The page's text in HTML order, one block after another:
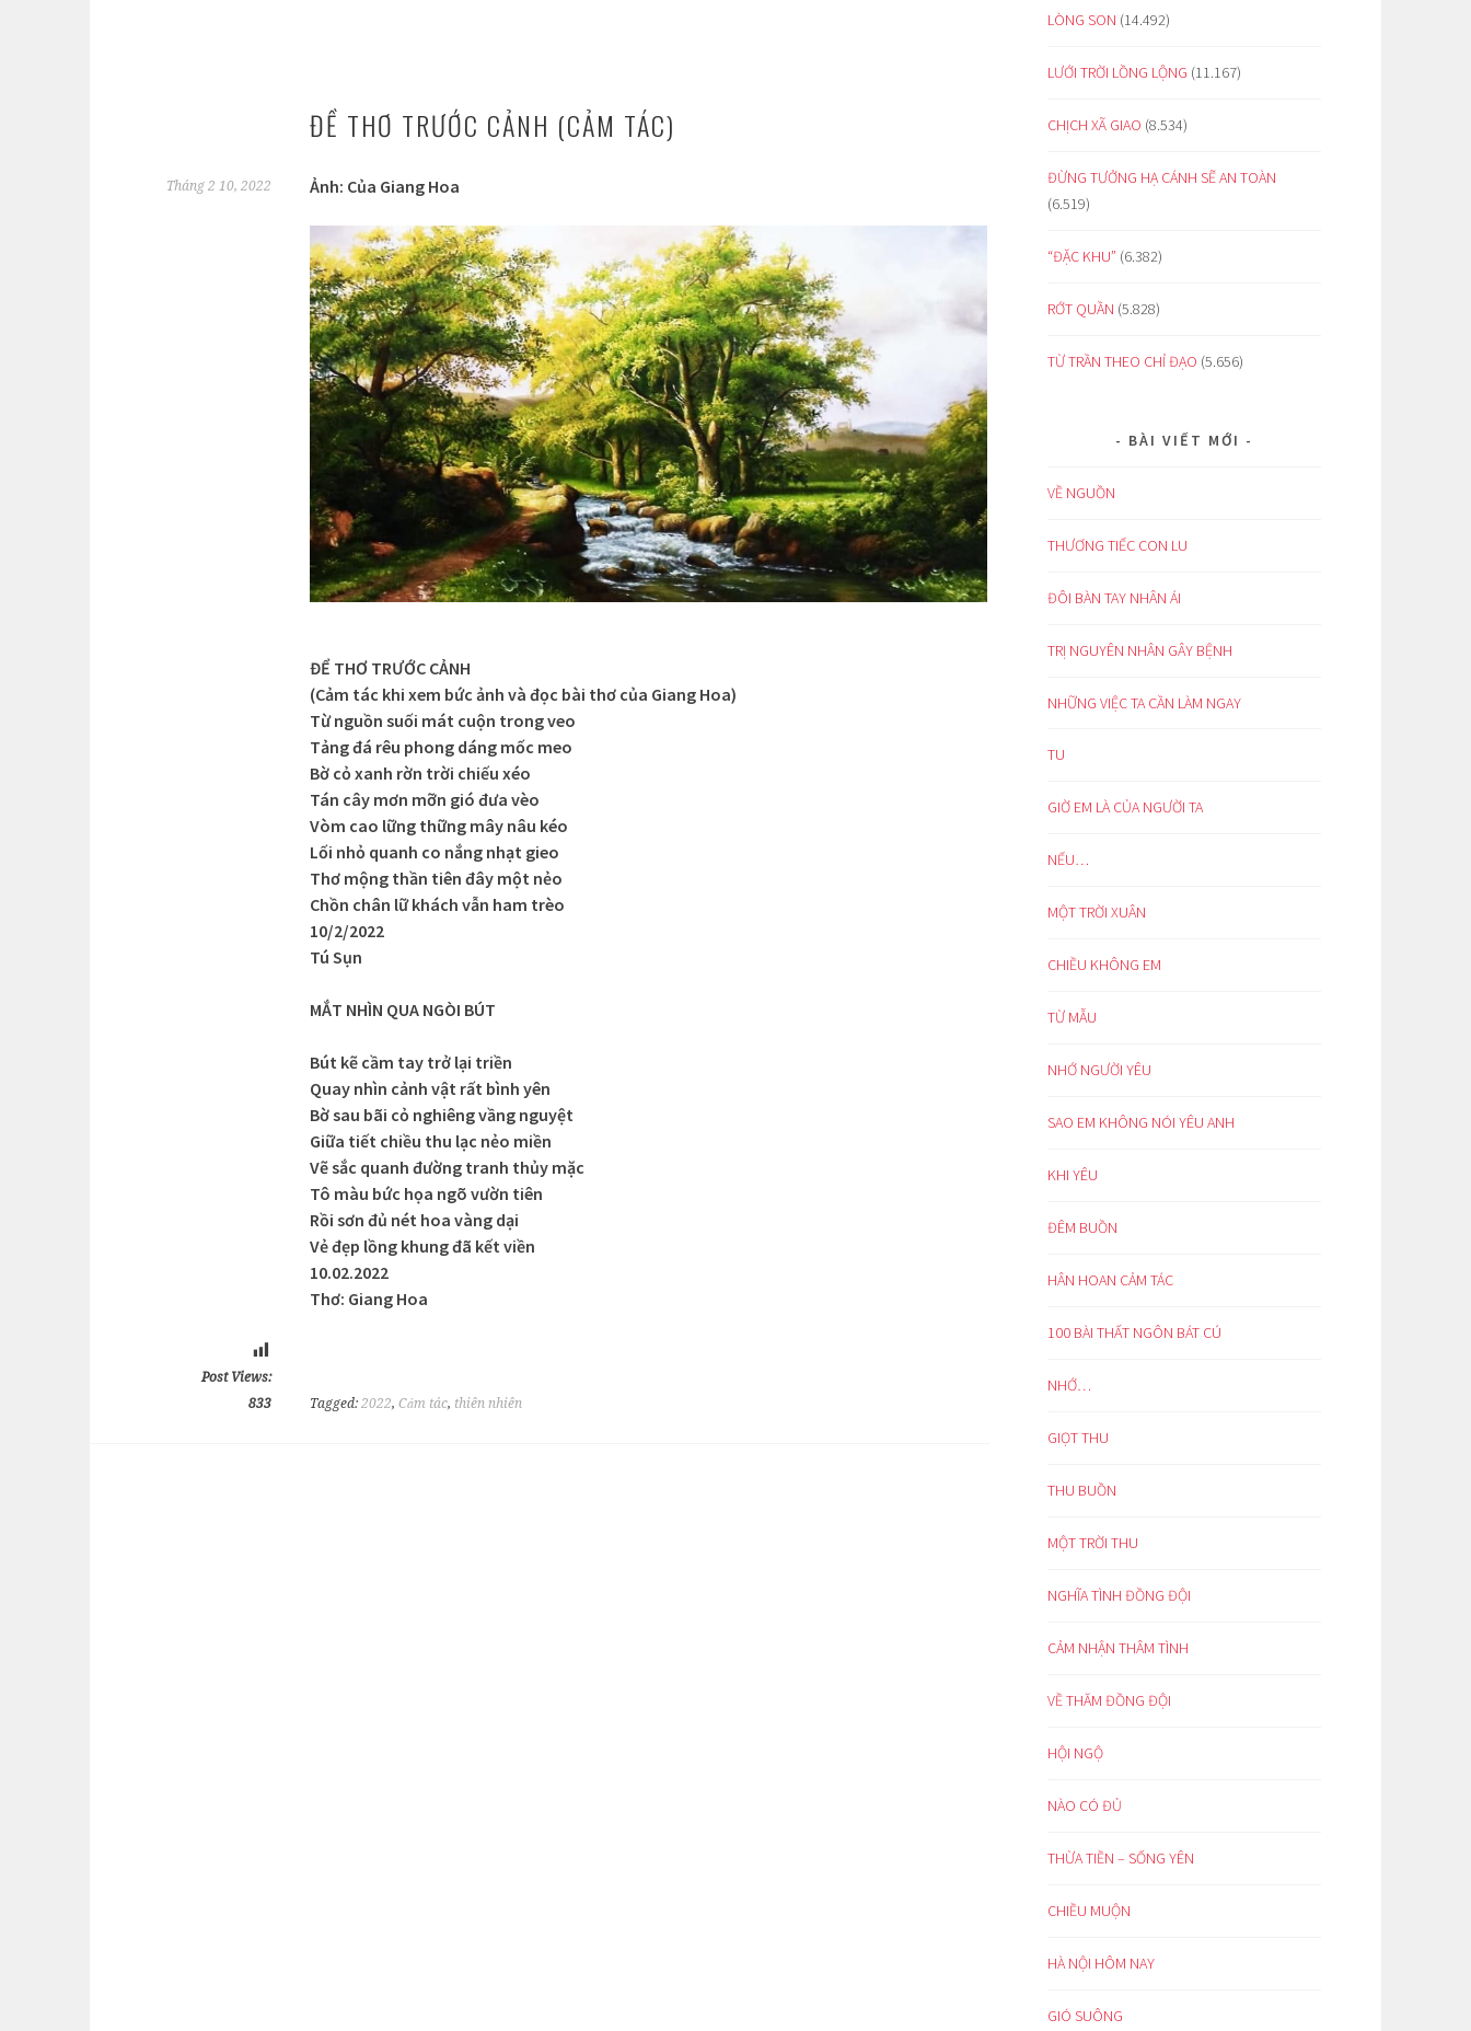
ĐỀ THƠ TRƯỚC CẢNH (CẢM TÁC)
Tháng 2 10, 2022 Ảnh: Của Giang Hoa
ĐỂ THƠ TRƯỚC CẢNH
(Cảm tác khi xem bức ảnh và đọc bài thơ của Giang Hoa)
Từ nguồn suối mát cuộn trong veo
Tảng đá rêu phong dáng mốc meo
Bờ cỏ xanh rờn trời chiếu xéo
Tán cây mơn mỡn gió đưa vèo
Vòm cao lững thững mây nâu kéo
Lối nhỏ quanh co nắng nhạt gieo
Thơ mộng thần tiên đây một nẻo
Chồn chân lữ khách vẫn ham trèo
10/2/2022
Tú Sụn
MẮT NHÌN QUA NGÒI BÚT
Bút kẽ cầm tay trở lại triền
Quay nhìn cảnh vật rất bình yên
Bờ sau bãi cỏ nghiêng vầng nguyệt
Giữa tiết chiều thu lạc nẻo miền
Vẽ sắc quanh đường tranh thủy mặc
Tô màu bức họa ngõ vườn tiên
Rồi sơn đủ nét hoa vàng dại
Vẻ đẹp lồng khung đã kết viền
10.02.2022
Thơ: Giang Hoa
Post Views:
833
Tagged: 2022, Cảm tác, thiên nhiên
LÒNG SON (14.492)
LƯỚI TRỜI LỒNG LỘNG (11.167)
CHỊCH XÃ GIAO (8.534)
ĐỪNG TƯỞNG HẠ CÁNH SẼ AN TOÀN
(6.519)
“ĐẶC KHU” (6.382)
RỚT QUẦN (5.828)
TỪ TRẦN THEO CHỈ ĐẠO (5.656)
BÀI VIẾT MỚI
VỀ NGUỒN
THƯƠNG TIẾC CON LU
ĐÔI BÀN TAY NHÂN ÁI
TRỊ NGUYÊN NHÂN GÂY BỆNH
NHỮNG VIỆC TA CẦN LÀM NGAY
TU
GIỜ EM LÀ CỦA NGƯỜI TA
NẾU…
MỘT TRỜI XUÂN
CHIỀU KHÔNG EM
TỪ MẪU
NHỚ NGƯỜI YÊU
SAO EM KHÔNG NÓI YÊU ANH
KHI YÊU
ĐÊM BUỒN
HÂN HOAN CẢM TÁC
100 BÀI THẤT NGÔN BÁT CÚ
NHỚ…
GIỌT THU
THU BUỒN
MỘT TRỜI THU
NGHĨA TÌNH ĐỒNG ĐỘI
CẢM NHẬN THÂM TÌNH
VỀ THĂM ĐỒNG ĐỘI
HỘI NGỘ
NÀO CÓ ĐỦ
THỪA TIỀN – SỐNG YÊN
CHIỀU MUỘN
HÀ NỘI HÔM NAY
GIÓ SUÔNG